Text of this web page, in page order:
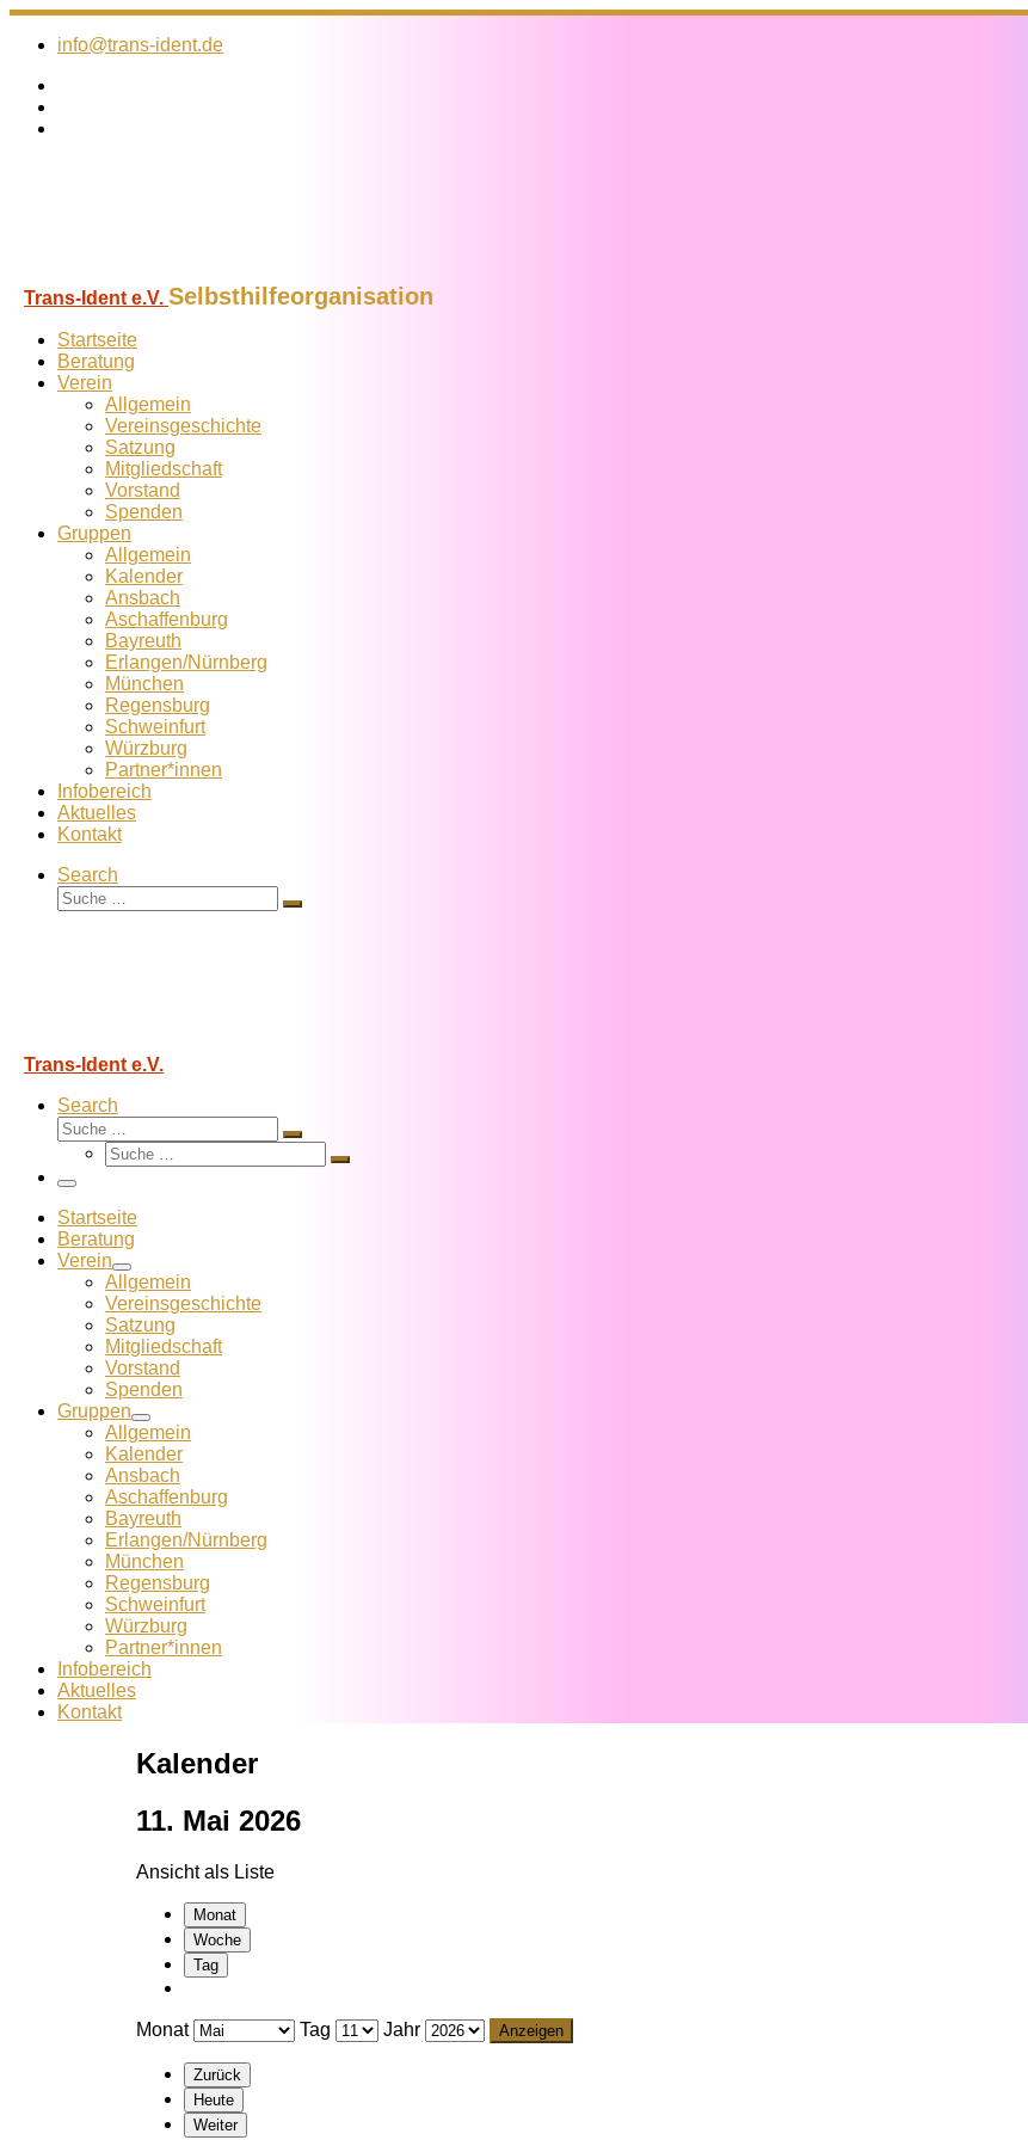
Zum
Inhalt
info@trans-ident.de
Trans-Ident e.V. Selbsthilfeorganisation
Startseite
Beratung
Verein
Allgemein
Vereins­geschichte
Satzung
Mitglied­schaft
Vorstand
Spenden
Gruppen
Allgemein
Kalender
Ansbach
Aschaffenburg
Bayreuth
Erlangen/Nürnberg
München
Regensburg
Schweinfurt
Würzburg
Partner*innen
Infobereich
Aktuelles
Kontakt
Search
Suche
Suche
Trans-Ident e.V.
Search
Suche
Suche
Suche
Suche
Menü
Startseite
Beratung
Verein
Allgemein
Vereins­geschichte
Satzung
Mitglied­schaft
Vorstand
Spenden
Gruppen
Allgemein
Kalender
Ansbach
Aschaffenburg
Bayreuth
Erlangen/Nürnberg
München
Regensburg
Schweinfurt
Würzburg
Partner*innen
Infobereich
Aktuelles
Kontakt
Kalender
11. Mai 2026
Ansicht als Liste
Monat
Woche
Tag
Monat Tag Jahr
Zurück
Heute
Weiter